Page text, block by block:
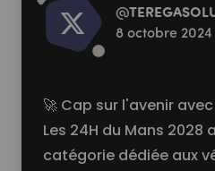
@
8 octobre 2024
🚀 Cap sur l'avenir
Les 24H du Mans 2028
catégorie dédiée aux